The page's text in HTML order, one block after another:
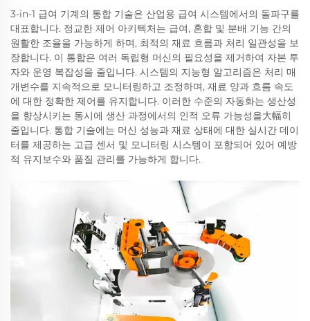
3-in-1 급여 기계의 통합 기술은 산업용 급여 시스템에서의 돌파구를
대표합니다. 정교한 제어 아키텍처는 급여, 혼합 및 분배 기능 간의
원활한 조율을 가능하게 하며, 최적의 재료 흐름과 처리 일관성을 보
장합니다. 이 통합은 여러 독립형 머신의 필요성을 제거하여 자본 투
자와 운영 복잡성을 줄입니다. 시스템의 지능형 알고리즘은 처리 매
개변수를 지속적으로 모니터링하고 조정하며, 재료 양과 흐름 속도
에 대한 정확한 제어를 유지합니다. 이러한 수준의 자동화는 생산성
을 향상시키는 동시에 생산 과정에서의 인적 오류 가능성을大幅히
줄입니다. 통합 기술에는 머신 성능과 재료 상태에 대한 실시간 데이
터를 제공하는 고급 센서 및 모니터링 시스템이 포함되어 있어 예방
적 유지보수와 품질 관리를 가능하게 합니다.